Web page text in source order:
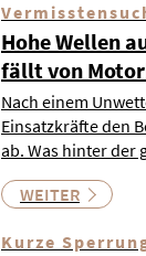
Hohe Wellen
fällt von
Nach einem
Einsatzkräfte den
ab. Was hinter
WEITER
Kurze